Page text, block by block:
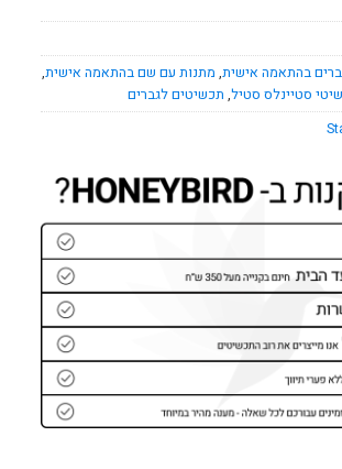
בהתאמה אישית, מתנות עם שם בהתאמה אישית,
סטיינלס סטיל, תכשיטים לגברים